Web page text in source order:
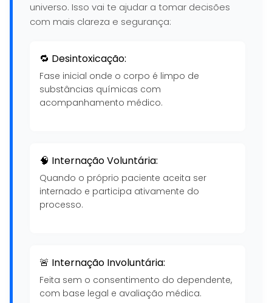
universo. Isso vai te ajudar a tomar decisões
com mais clareza e segurança:
🔁 Desintoxicação:
Fase inicial onde o corpo é limpo de
substâncias químicas com
acompanhamento médico.
🧠 Internação Voluntária:
Quando o próprio paciente aceita ser
internado e participa ativamente do
processo.
🚨 Internação Involuntária:
Feita sem o consentimento do dependente,
com base legal e avaliação médica.